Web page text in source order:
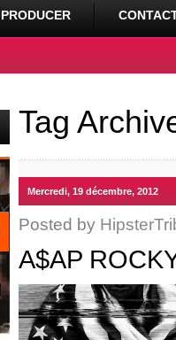
PRODUCER
Tag
Mercredi, 19 décembre, 2012
Posted by
A$AP